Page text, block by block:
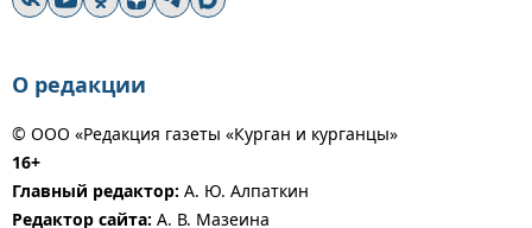
О редакции
© ООО «Редакция газеты «Курган и курганцы»
16+
Главный редактор: А. Ю. Алпаткин
Редактор сайта: А. В. Мазеина